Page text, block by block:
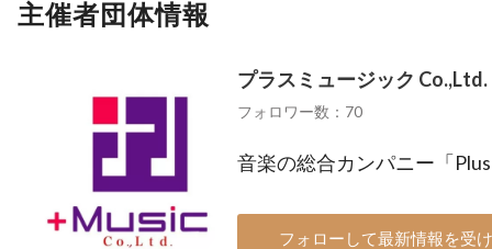
主催者団体情報
プラスミュージック Co.,Ltd.
フォロワー数：70
音楽の総合カンパニー「
フォローして最新情報を受